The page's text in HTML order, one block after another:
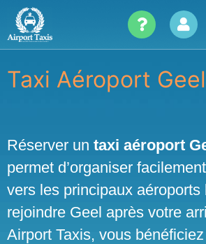
Skip
content
Taxi Aéroport Geel
Réserver un taxi aéroport
permet d’organiser
vers les principaux aéroports
rejoindre Geel après votre
Airport Taxis, vous bénéficiez